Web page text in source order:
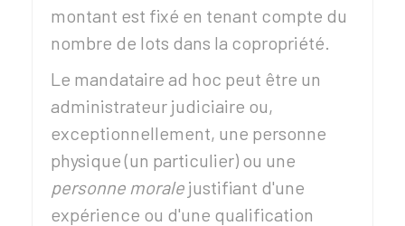
montant est fixé en tenant compte du
nombre de lots dans la copropriété.
Le mandataire ad hoc peut être un
administrateur judiciaire ou,
exceptionnellement, une personne
physique (un particulier) ou une
personne morale justifiant d'une
expérience ou d'une qualification